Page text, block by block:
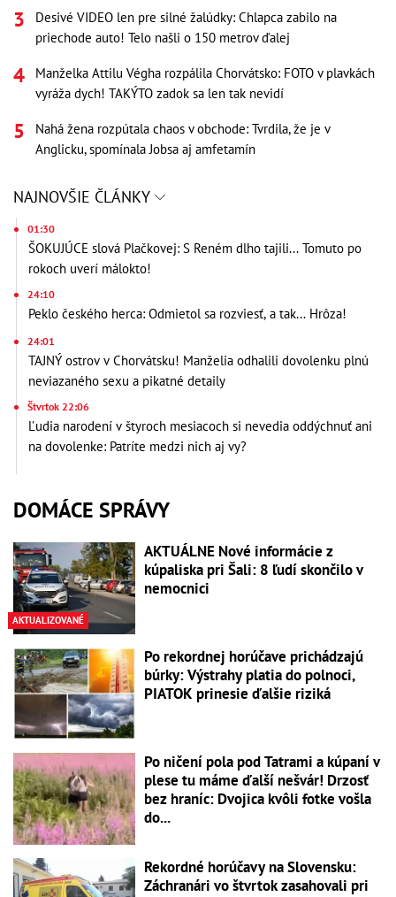
Desivé VIDEO len pre silné žalúdky: Chlapca zabilo na
priechode auto! Telo našli o 150 metrov ďalej
Manželka Attilu Végha rozpálila Chorvátsko: FOTO v plavkách
vyráža dych! TAKÝTO zadok sa len tak nevidí
Nahá žena rozpútala chaos v obchode: Tvrdila, že je v
Anglicku, spomínala Jobsa aj amfetamín
NAJNOVŠIE ČLÁNKY
01:30
ŠOKUJÚCE slová Plačkovej: S Reném dlho tajili... Tomuto po
rokoch uverí málokto!
24:10
Peklo českého herca: Odmietol sa rozviesť, a tak... Hrôza!
24:01
TAJNÝ ostrov v Chorvátsku! Manželia odhalili dovolenku plnú
neviazaného sexu a pikatné detaily
Štvrtok 22:06
Ľudia narodení v štyroch mesiacoch si nevedia oddýchnuť ani
na dovolenke: Patríte medzi nich aj vy?
DOMÁCE SPRÁVY
AKTUALIZOVANÉ
AKTUÁLNE Nové informácie z
kúpaliska pri Šali: 8 ľudí skončilo v
nemocnici
Po rekordnej horúčave prichádzajú
búrky: Výstrahy platia do polnoci,
PIATOK prinesie ďalšie riziká
Po ničení pola pod Tatrami a kúpaní v
plese tu máme ďalší nešvár! Drzosť
bez hraníc: Dvojica kvôli fotke vošla
do...
Rekordné horúčavy na Slovensku:
Záchranári vo štvrtok zasahovali pri